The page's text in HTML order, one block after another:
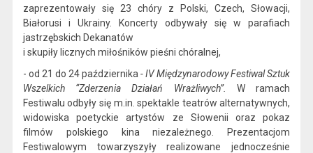
zaprezentowały się 23 chóry z Polski, Czech, Słowacji,
Białorusi i Ukrainy. Koncerty odbywały się w parafiach
jastrzębskich Dekanatów
i skupiły licznych miłośników pieśni chóralnej,
- od 21 do 24 października -IV MiędzynarodowyFestiwal Sztuk
Wszelkich “Zderzenia Działań Wrażliwych”. W ramach
Festiwalu odbyły się m.in. spektakle teatrów alternatywnych,
widowiska poetyckie artystów ze Słowenii oraz pokaz
filmów polskiego kina niezależnego. Prezentacjom
Festiwalowym towarzyszyły realizowane jednocześnie